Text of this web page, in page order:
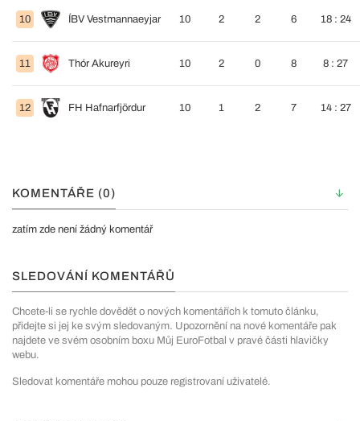
10 ÍBV Vestmannaeyjar 10 2 2 6 18 : 24
11 Thór Akureyri 10 2 0 8 8 : 27
12 FH Hafnarfjördur 10 1 2 7 14 : 27
KOMENTÁŘE (0)
zatím zde není žádný komentář
SLEDOVÁNÍ KOMENTÁŘŮ
Chcete-li se rychle dovědět o nových komentářích k tomuto článku,
přidejte si jej ke svým sledovaným. Upozornění na nové komentáře pak
najdete ve svém osobním boxu Můj EuroFotbal v pravé části hlavičky
webu.
Sledovat komentáře mohou pouze registrovaní uživatelé.